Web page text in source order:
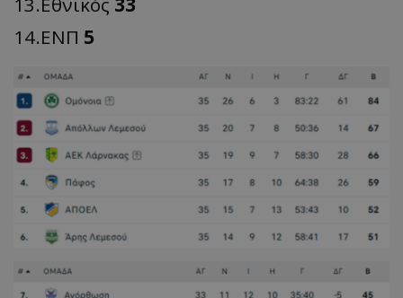
14.ΕΝΠ 5